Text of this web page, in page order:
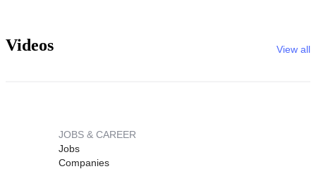
Videos View all
JOBS & CAREER
Jobs
Companies